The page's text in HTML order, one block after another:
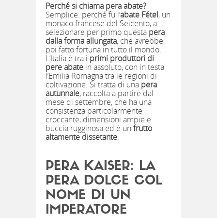
Perché si chiama pera abate?
Semplice: perché fu l’abate Fétel, un
monaco francese del Seicento, a
selezionare per primo questa pera
dalla forma allungata, che avrebbe
poi fatto fortuna in tutto il mondo.
L’Italia è tra i primi produttori di
pere abate in assoluto, con in testa
l’Emilia Romagna tra le regioni di
coltivazione. Si tratta di una pera
autunnale, raccolta a partire dal
mese di settembre, che ha una
consistenza particolarmente
croccante, dimensioni ampie e
buccia rugginosa ed è un frutto
altamente dissetante.
PERA KAISER: LA
PERA DOLCE COL
NOME DI UN
IMPERATORE